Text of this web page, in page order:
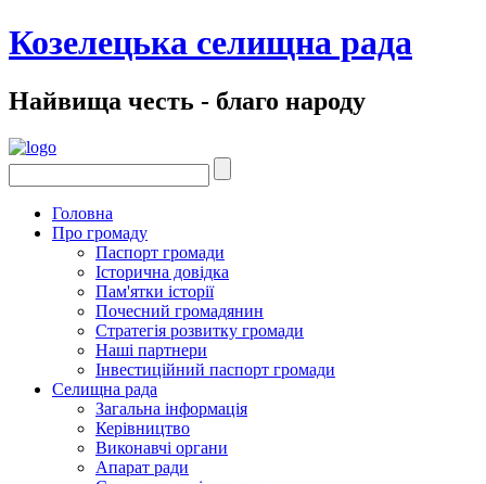
Козелецька селищна рада
Найвища честь - благо народу
Головна
Про громаду
Паспорт громади
Історична довідка
Пам'ятки історії
Почесний громадянин
Стратегія розвитку громади
Наші партнери
Інвестиційний паспорт громади
Селищна рада
Загальна інформація
Керівництво
Виконавчі органи
Апарат ради